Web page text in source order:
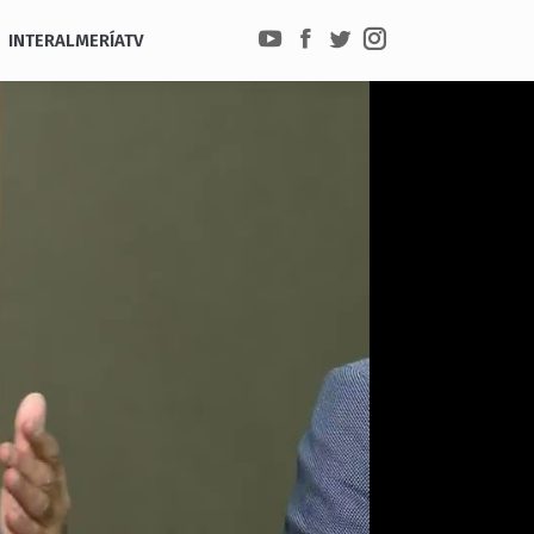
INTERALMERÍATV
YouTube
Facebook
TwitterInstagram